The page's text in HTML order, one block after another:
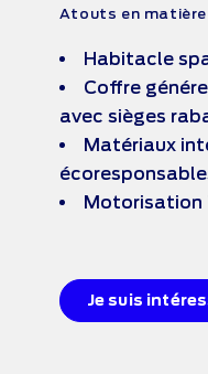
Atouts en
Habitacle
Coffre
avec sièges
Matériaux
Motorisation
Je suis